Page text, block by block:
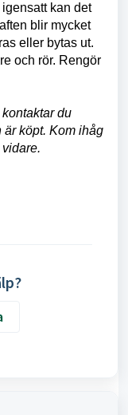
kan det
blir mycket
eller bytas ut.
och rör. Rengör
du
är köpt. Kom ihåg